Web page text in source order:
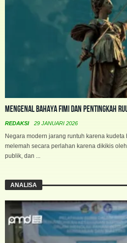
Mengenal Bahaya FIMI dan Pentingkah
REDAKSI 29 JANUARI 2026
Negara modern jarang runtuh karena
melemah secara perlahan karena dikikis
publik, dan ...
ANALISA